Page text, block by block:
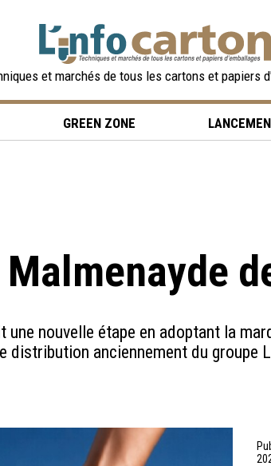
et marchés de tous les cartons et papiers
GREEN ZONE
une nouvelle étape en adoptant la
distribution anciennement du groupe